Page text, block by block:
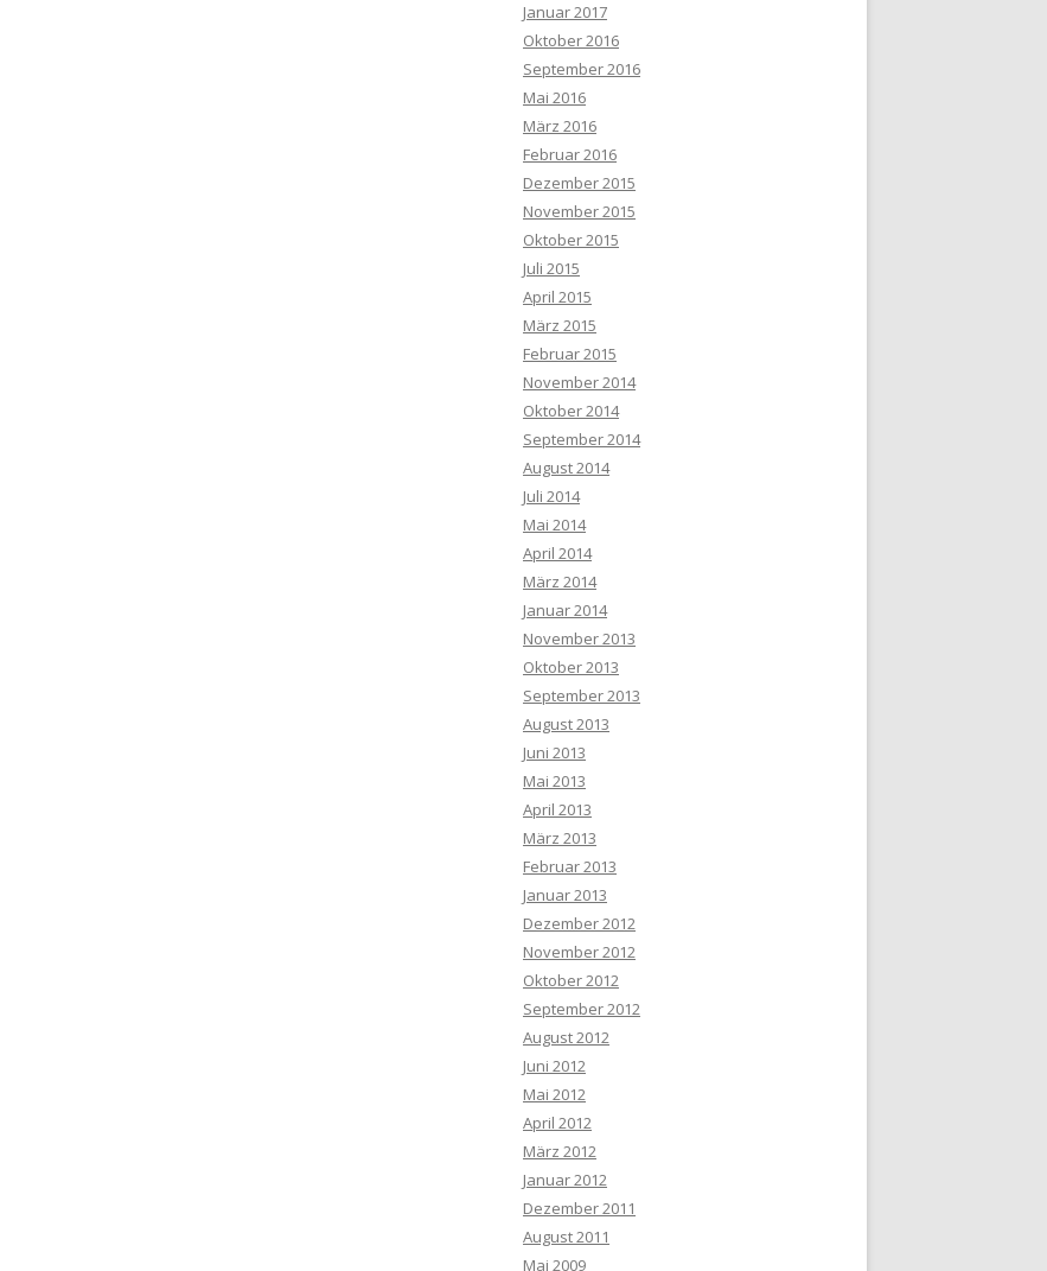
Januar 2017
Oktober 2016
September 2016
Mai 2016
März 2016
Februar 2016
Dezember 2015
November 2015
Oktober 2015
Juli 2015
April 2015
März 2015
Februar 2015
November 2014
Oktober 2014
September 2014
August 2014
Juli 2014
Mai 2014
April 2014
März 2014
Januar 2014
November 2013
Oktober 2013
September 2013
August 2013
Juni 2013
Mai 2013
April 2013
März 2013
Februar 2013
Januar 2013
Dezember 2012
November 2012
Oktober 2012
September 2012
August 2012
Juni 2012
Mai 2012
April 2012
März 2012
Januar 2012
Dezember 2011
August 2011
Mai 2009